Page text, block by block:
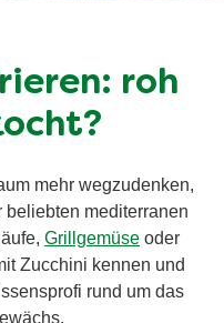
roh
mehr wegzudenken,
mediterranen
Grillgemüse oder
Zucchini kennen und
rund um das